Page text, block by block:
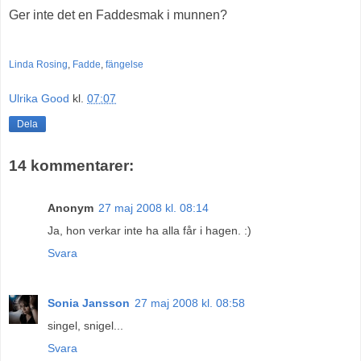
Ger inte det en Faddesmak i munnen?
Linda Rosing, Fadde, fängelse
Ulrika Good kl. 07:07
Dela
14 kommentarer:
Anonym 27 maj 2008 kl. 08:14
Ja, hon verkar inte ha alla får i hagen. :)
Svara
Sonia Jansson 27 maj 2008 kl. 08:58
singel, snigel...
Svara